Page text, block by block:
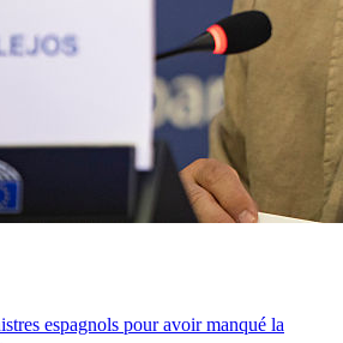
espagnols pour avoir manqué la